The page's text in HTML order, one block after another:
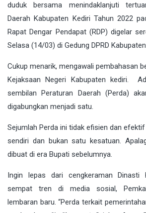
duduk bersama menindaklanjuti
Daerah Kabupaten Kediri Tahun 2022
Rapat Dengar Pendapat (RDP) digelar
Selasa (14/03) di Gedung DPRD
Cukup menarik, mengawali pembahasan
Kejaksaan Negeri Kabupaten kediri.
sembilan Peraturan Daerah (Perda)
digabungkan menjadi satu.
Sejumlah Perda ini tidak efisien dan
sendiri dan bukan satu kesatuan.
dibuat di era Bupati sebelumnya.
Ingin lepas dari cengkeraman Dinasti
sempat tren di media sosial,
lembaran baru. “Perda terkait